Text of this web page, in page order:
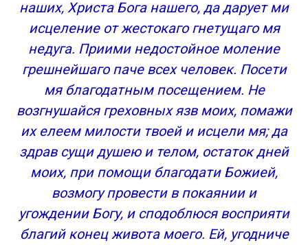
наших, Христа Бога нашего, да дарует ми
исцеление от жестокаго гнетущаго мя
недуга. Приими недостойное моление
грешнейшаго паче всех человек. Посети
мя благодатным посещением. Не
возгнушайся греховных язв моих, помажи
их елеем милости твоей и исцели мя; да
здрав сущи душею и телом, остаток дней
моих, при помощи благодати Божией,
возмогу провести в покаянии и
угождении Богу, и сподоблюся восприяти
благий конец живота моего. Ей, угодниче